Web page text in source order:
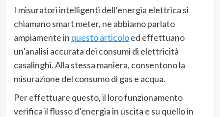
I misuratori intelligenti dell’energia elettrica si
chiamano smart meter, ne abbiamo parlato
ampiamente in questo articoloed effettuano
un’analisi accurata dei consumi di elettricità
casalinghi. Alla stessa maniera, consentono la
misurazione del consumo di gas e acqua.
Per effettuare questo, il loro funzionamento
verifica il flusso d’energia in uscita e su quello in